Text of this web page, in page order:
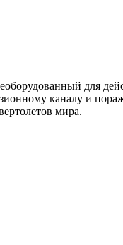
для
каналу и
мира.